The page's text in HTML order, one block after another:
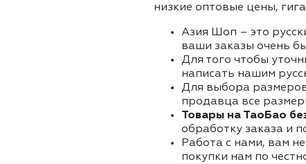
низкие оптовые цены,
Азия Шоп – это
ваши заказы очень
Для того чтобы
написать нашим
Для выбора
продавца все
Товары на ТаоБао
обработку заказа и
Работа с нами, вам
покупки нам по